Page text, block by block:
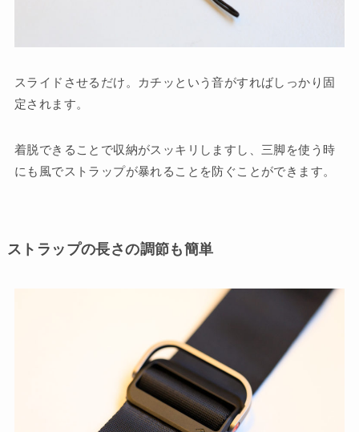
スライドさせるだけ。カチッという音がすればしっかり固
定されます。
着脱できることで収納がスッキリしますし、三脚を使う時
にも風でストラップが暴れることを防ぐことができます。
ストラップの長さの調節も簡単